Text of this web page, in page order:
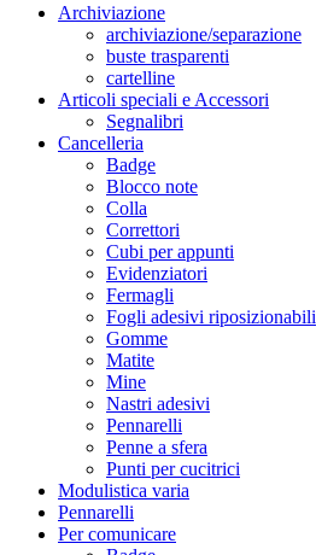
Archiviazione
archiviazione/separazione
buste trasparenti
cartelline
Articoli speciali e Accessori
Segnalibri
Cancelleria
Badge
Blocco note
Colla
Correttori
Cubi per appunti
Evidenziatori
Fermagli
Fogli adesivi riposizionabili
Gomme
Matite
Mine
Nastri adesivi
Pennarelli
Penne a sfera
Punti per cucitrici
Modulistica varia
Pennarelli
Per comunicare